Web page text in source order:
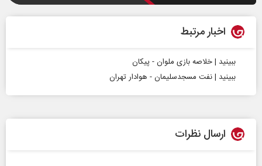
اخبار مرتبط
ببینید | خلاصه بازی ملوان - پیکان
ببینید | نفت مسجدسلیمان - هوادار تهران
ارسال نظرات